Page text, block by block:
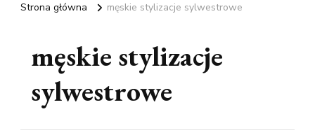
Strona główna męskie stylizacje sylwestrowe
męskie stylizacje
sylwestrowe